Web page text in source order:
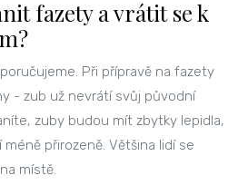
fazety a vrátit se k
Při přípravě na fazety
- zub už nevrátí svůj původní
zuby budou mít zbytky lepidla,
přirozeně. Většina lidí se
místě.